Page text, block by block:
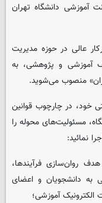
آموزشی دانشگاه تهران
عالی در حوزه مدیریت
آموزشی و پژوهشی، به
منصوب می‌شوید.
خود، در چارچوب قوانین
مسئولیت‌های محوله را
نمائید:
روان‌سازی فرآیندها،
به دانشجویان و اعضای
آموزشی؛